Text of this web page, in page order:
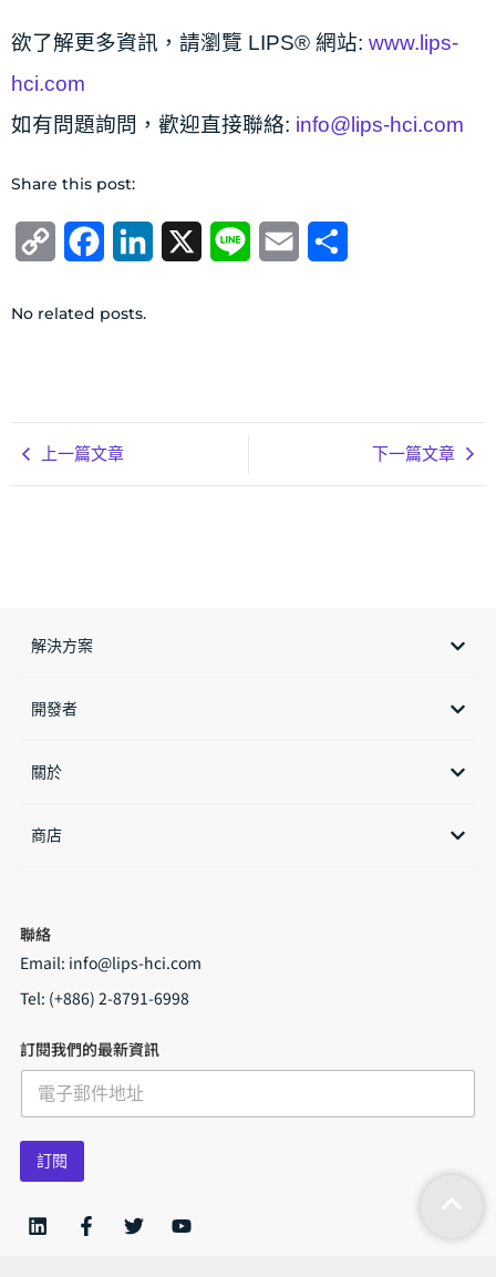
欲了解更多資訊，請瀏覽 LIPS® 網站: www.lips-
hci.com
如有問題詢問，歡迎直接聯絡: info@lips-hci.com
Share this post:
Copy
FacebookLinkedIn Line Email
No related posts.
上一篇文章 下一篇文章
解決方案
開發者
關於
商店​
聯絡
Email: info@lips-hci.com
Tel: (+886) 2-8791-6998
訂閱我們的最新資訊
a
i
*
訂閱